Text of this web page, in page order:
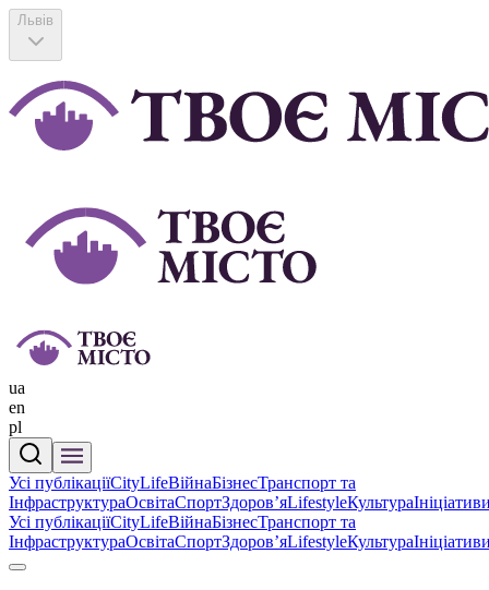
Львів
ua
en
pl
Усі публікаціїCityLifeВійнаБізнесТранспорт та
ІнфраструктураОсвітаСпортЗдоровʼяLifestyleКультура
Усі публікаціїCityLifeВійнаБізнесТранспорт та
ІнфраструктураОсвітаСпортЗдоровʼяLifestyleКультура